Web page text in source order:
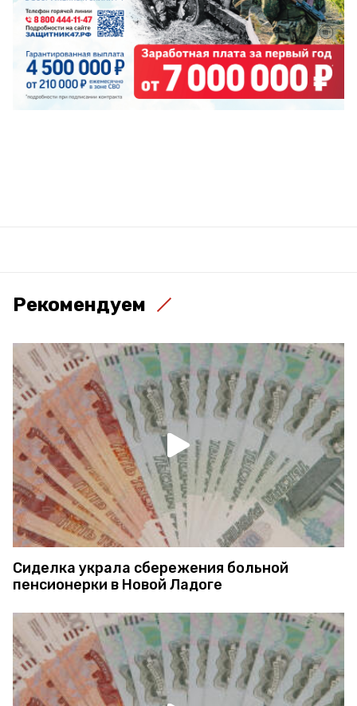
Рекомендуем
Сиделка украла сбережения больной
пенсионерки в Новой Ладоге